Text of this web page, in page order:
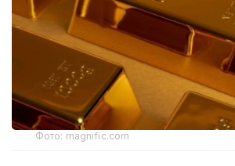
Фото: magnific.com